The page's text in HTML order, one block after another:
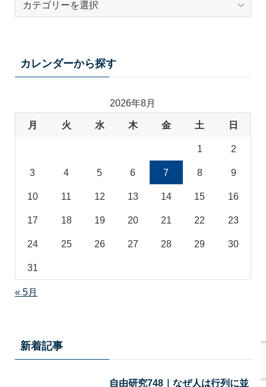
カレンダーから探す
2026年8月
月 火 水 木 金 土 日
1 2
3 4 5 6 7 8 9
10 11 12 13 14 15 16
17 18 19 20 21 22 23
24 25 26 27 28 29 30
31
« 5月
新着記事
自由研究748｜なぜ人は行列に並